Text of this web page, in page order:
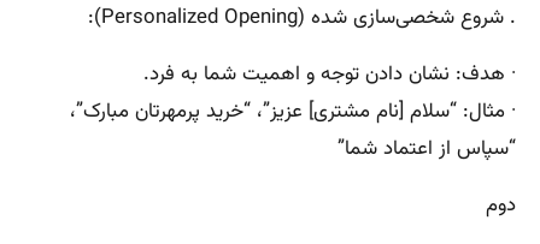
. شروع شخصی‌سازی شده (Personalized Opening):
· هدف: نشان دادن توجه و اهمیت شما به فرد.
· مثال: “سلام [نام مشتری] عزیز”، “خرید پرمهرتان مبارک”،
“سپاس از اعتماد شما”
دوم